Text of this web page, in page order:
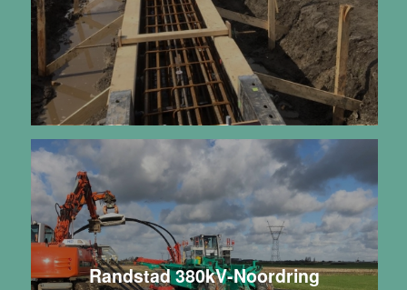
Randstad 380kV-Noordring